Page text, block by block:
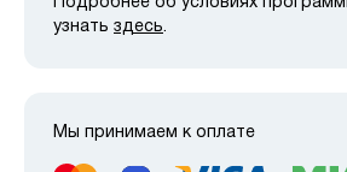
узнать здесь.
Мы принимаем к оплате